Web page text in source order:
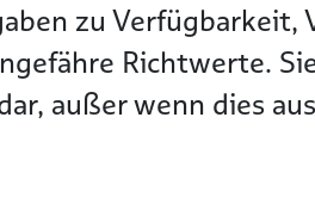
zu Verfügbarkeit,
Richtwerte.
außer wenn dies